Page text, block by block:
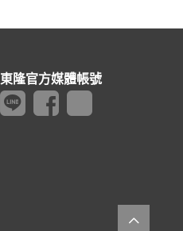
東隆官方媒體帳號